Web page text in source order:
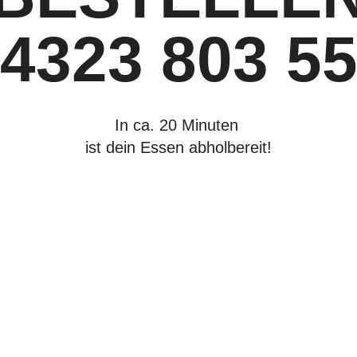
803
In ca. 20 Minuten
ist dein Essen abholbereit!